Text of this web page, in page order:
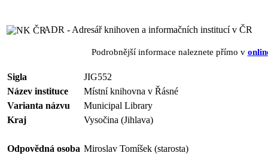
ADR - Adresář knihoven a informačních institucí v ČR
Podrobnější informace naleznete přímo v
Sigla
JIG552
Název instituce
Místní knihovna v Řásné
Varianta názvu
Municipal Library
Kraj
Vysočina (Jihlava)
Odpovědná osoba Miroslav Tomíšek (starosta)